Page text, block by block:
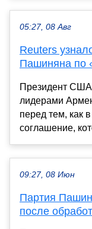
05:27, 08 Авг
Reuters
Пашиняна по
Президент США
лидерами
перед тем, как
соглашение,
09:27, 08 Июн
Партия
после